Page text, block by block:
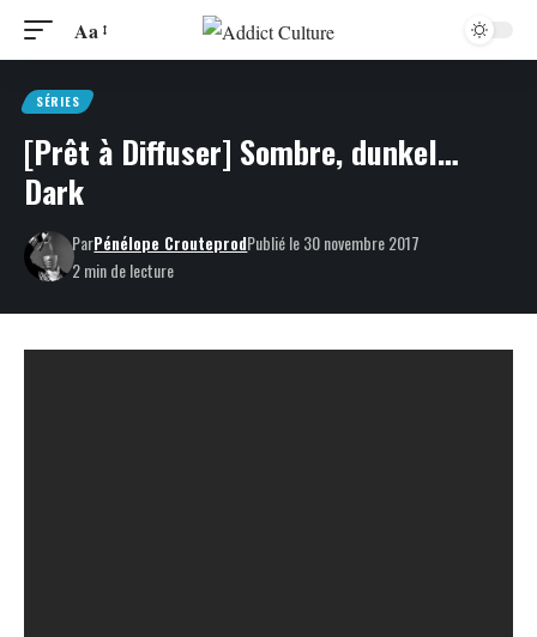
Aa
SÉRIES
[Prêt à Diffuser] Sombre, dunkel…
Dark
ParPénélope CrouteprodPublié le 30 novembre 2017
2 min de lecture